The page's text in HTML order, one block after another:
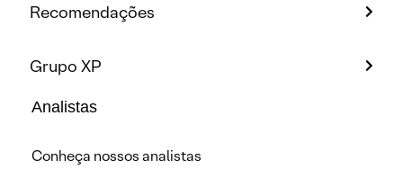
Recomendações
Grupo XP
Analistas
Conheça nossos analistas